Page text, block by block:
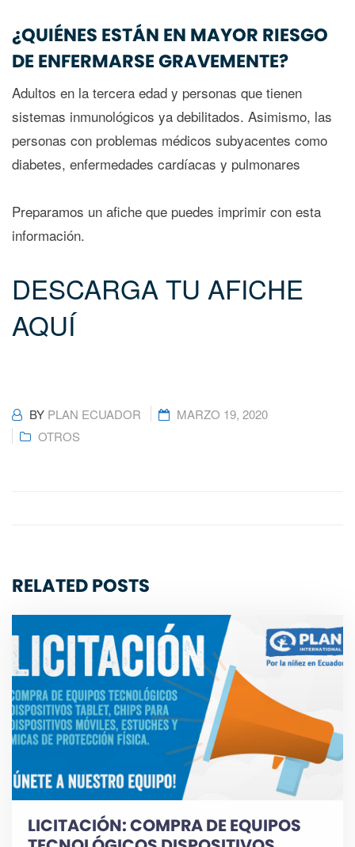
¿QUIÉNES ESTÁN EN MAYOR RIESGO
DE ENFERMARSE GRAVEMENTE?
Adultos en la tercera edad y personas que tienen
sistemas inmunológicos ya debilitados. Asimismo, las
personas con problemas médicos subyacentes como
diabetes, enfermedades cardíacas y pulmonares
Preparamos un afiche que puedes imprimir con esta
información.
DESCARGA TU AFICHE
AQUÍ
BY PLAN ECUADOR
MARZO 19, 2020
OTROS
RELATED POSTS
LICITACIÓN: COMPRA DE EQUIPOS